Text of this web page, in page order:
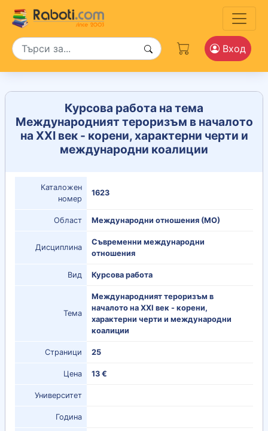
Вход
Курсова работа на тема
Международният тероризъм в началото
на ХХІ век - корени, характерни черти и
международни коалиции
Каталожен
номер
1623
Област Международни отношения (МО)
Дисциплина
Съвременни международни
отношения
Вид Курсова работа
Тема
Международният тероризъм в
началото на ХХІ век - корени,
характерни черти и международни
коалиции
Страници 25
Цена 13 €
Университет
Година